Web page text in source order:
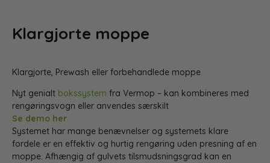
Klargjorte moppe
Klargjorte, Prewash eller forbehandlede moppe
Nyt genialt bokssystem fra Vermop – kan kombineres med
rengøringsvogn eller anvendes særskilt
Se demo her
Systemet har mange benævnelser og systemets klare
fordele er en effektiv og hurtig rengøring uden presning af en
moppe. Afhængig af gulvets tilsmudsningsgrad kan en